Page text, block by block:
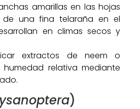
amarillas en las hojas
de una fina telaraña en el
en climas secos y
extractos de neem o
relativa mediante
)